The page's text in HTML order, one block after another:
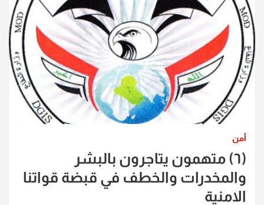
أمن
(٦) متهمون يتاجرون بالبشر
والمخدرات والخطف في قبضة قواتنا
الامنية